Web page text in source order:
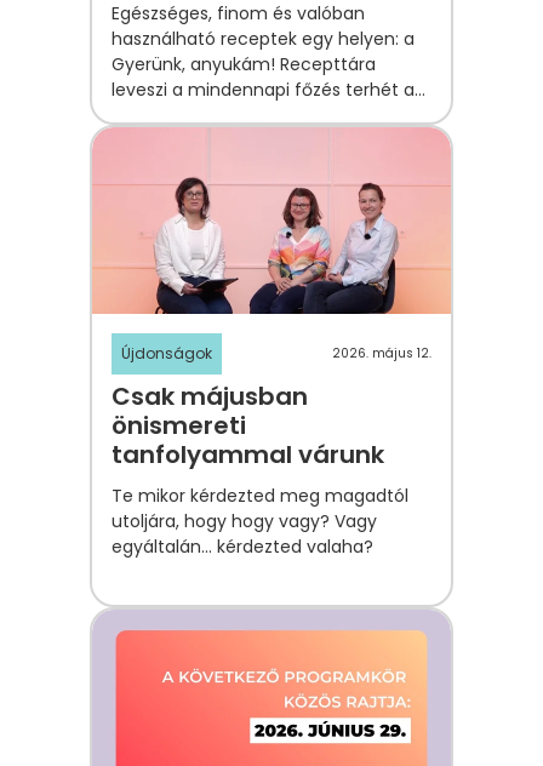
Egészséges, finom és valóban
használható receptek egy helyen: a
Gyerünk, anyukám! Recepttára
leveszi a mindennapi főzés terhét a
Újdonságok 2026. május 12.
Csak májusban
önismereti
tanfolyammal várunk
Te mikor kérdezted meg magadtól
utoljára, hogy hogy vagy? Vagy
egyáltalán... kérdezted valaha?